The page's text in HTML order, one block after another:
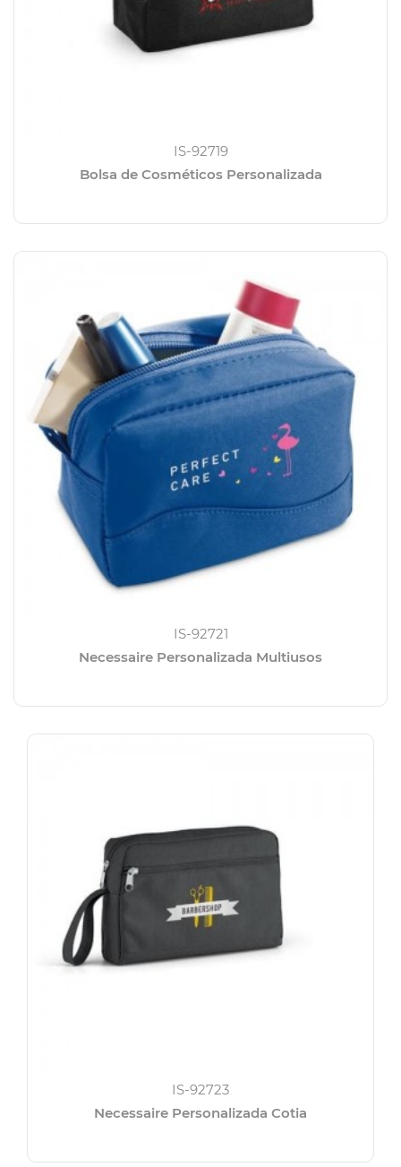
IS-92719
Bolsa de Cosméticos Personalizada
IS-92721
Necessaire Personalizada Multiusos
IS-92723
Necessaire Personalizada Cotia